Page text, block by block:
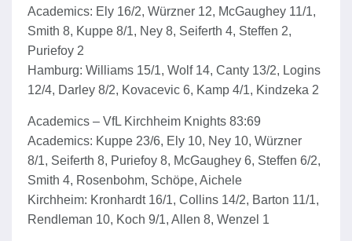
Academics: Ely 16/2, Würzner 12, McGaughey 11/1,
Smith 8, Kuppe 8/1, Ney 8, Seiferth 4, Steffen 2,
Puriefoy 2
Hamburg: Williams 15/1, Wolf 14, Canty 13/2, Logins
12/4, Darley 8/2, Kovacevic 6, Kamp 4/1, Kindzeka 2
Academics – VfL Kirchheim Knights 83:69
Academics: Kuppe 23/6, Ely 10, Ney 10, Würzner
8/1, Seiferth 8, Puriefoy 8, McGaughey 6, Steffen 6/2,
Smith 4, Rosenbohm, Schöpe, Aichele
Kirchheim: Kronhardt 16/1, Collins 14/2, Barton 11/1,
Rendleman 10, Koch 9/1, Allen 8, Wenzel 1